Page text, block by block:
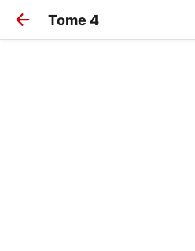
Tome 4